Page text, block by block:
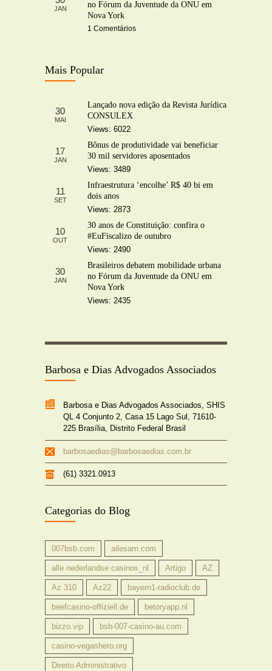
JAN
no Fórum da Juventude da ONU em
Nova York
1 Comentários
Mais Popular
30
MAI
Lançado nova edição da Revista Jurídica
CONSULEX
Views: 6022
17
JAN
Bônus de produtividade vai beneficiar
30 mil servidores aposentados
Views: 3489
11
SET
Infraestrutura ‘encolhe’ R$ 40 bi em
dois anos
Views: 2873
10
OUT
30 anos de Constituição: confira o
#EuFiscalizo de outubro
Views: 2490
30
JAN
Brasileiros debatem mobilidade urbana
no Fórum da Juventude da ONU em
Nova York
Views: 2435
Barbosa e Dias Advogados Associados
Barbosa e Dias Advogados Associados, SHIS
QL 4 Conjunto 2, Casa 15 Lago Sul, 71610-
225 Brasília, Distrito Federal Brasil
barbosaedias@barbosaedias.com.br
(61) 3321.0913
Categorias do Blog
007bsb.com ailesam.com
alle nederlandse casinos_nl Artigo AZ
Az 310 Az22 bayern1-radioclub.de
beefcasino-offiziell.de betoryapp.nl
bizzo.vip bsb-007-casino-au.com
casino-vegashero.org
Direito Administrativo